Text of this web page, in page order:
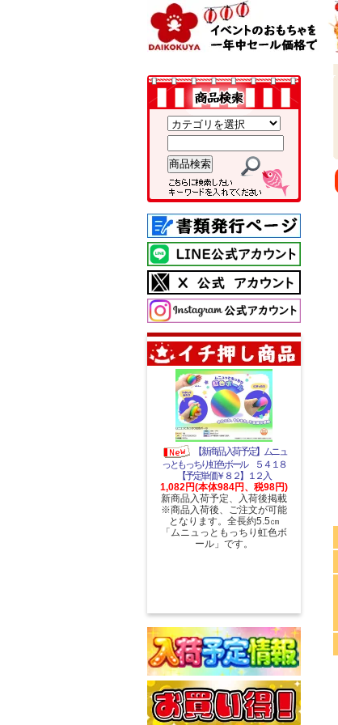
【新商品入荷予定】ムニュ
っともっちり虹色ボール ５４１８
【予定単価￥８２】１２入
1,082円(本体984円、税98円)
新商品入荷予定、入荷後掲載
※商品入荷後、ご注文が可能
となります。全長約5.5㎝
「ムニュっともっちり虹色ボ
ール」です。